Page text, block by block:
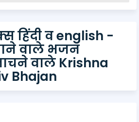
हिंदी व english -
वाले भजन
वाले Krishna
Bhajan